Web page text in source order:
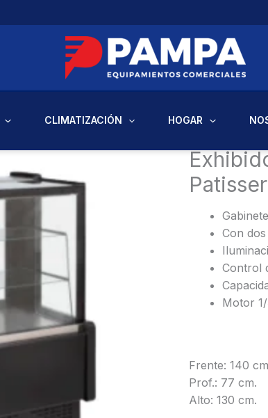
CLIMATIZACIÓN HOGAR
Inicio Equipos
Con
Control
Motor
Frente: 140
Prof.: 77 cm.
Alto: 130 cm.